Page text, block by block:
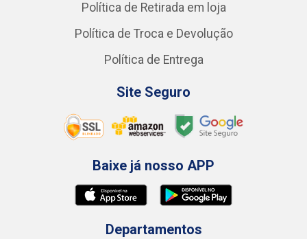
Política de Retirada em loja
Política de Troca e Devolução
Política de Entrega
Site Seguro
Baixe já nosso APP
Departamentos